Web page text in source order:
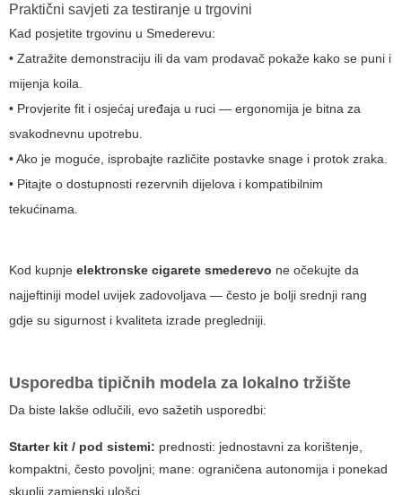
Praktični savjeti za testiranje u trgovini
Kad posjetite trgovinu u Smederevu:
• Zatražite demonstraciju ili da vam prodavač pokaže kako se puni i
mijenja koila.
• Provjerite fit i osjećaj uređaja u ruci — ergonomija je bitna za
svakodnevnu upotrebu.
• Ako je moguće, isprobajte različite postavke snage i protok zraka.
• Pitajte o dostupnosti rezervnih dijelova i kompatibilnim
tekućinama.
Kod kupnje elektronske cigarete smederevo ne očekujte da
najjeftiniji model uvijek zadovoljava — često je bolji srednji rang
gdje su sigurnost i kvaliteta izrade pregledniji.
Usporedba tipičnih modela za lokalno tržište
Da biste lakše odlučili, evo sažetih usporedbi:
Starter kit / pod sistemi: prednosti: jednostavni za korištenje,
kompaktni, često povoljni; mane: ograničena autonomija i ponekad
skuplji zamjenski ulošci.